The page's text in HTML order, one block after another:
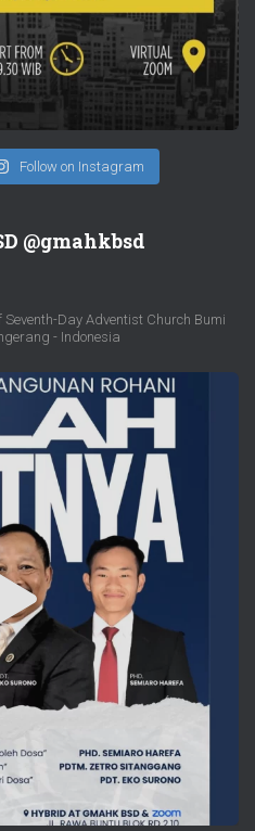
Follow on Instagram
@gmahkbsd
Day Adventist Church Bumi
- Indonesia